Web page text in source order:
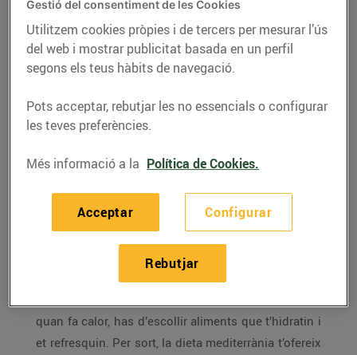
CONSELLS I HÀBITS SALUDABLES
Combatre la calor
menjant
12/d’agost/2020
combatre amb el que menges.
Si a l’estiu la calor et treu la gana, no pateixis,
perquè això passa a moltes persones. Per això és
quan fa calor, has d’escollir aliments que t’hidratin i
et refresquin. Per sort, la dieta mediterrània t’ofereix
Gestió del consentiment de les Cookies
Utilitzem cookies pròpies i de tercers per mesurar l’ús
del web i mostrar publicitat basada en un perfil
segons els teus hàbits de navegació.
Pots acceptar, rebutjar les no essencials o configurar
les teves preferències.
Més informació a la Política de Cookies.
Configurar
Rebutjar
Acceptar